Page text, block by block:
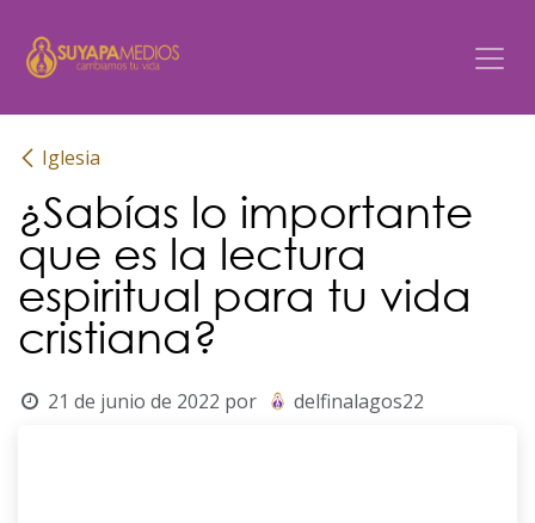
Iglesia
¿Sabías lo importante
que es la lectura
espiritual para tu vida
cristiana?
21 de junio de 2022 por delfinalagos22